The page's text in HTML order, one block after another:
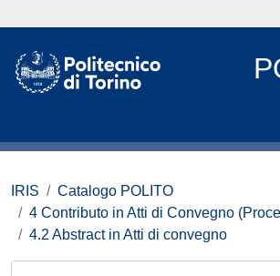
IRIS
Catalogo POLITO
4 Contributo in Atti di Convegno
4.2 Abstract in Atti di convegno